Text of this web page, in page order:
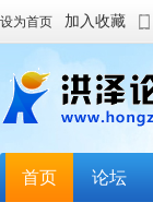
设为首页 加入收藏
首页 论坛